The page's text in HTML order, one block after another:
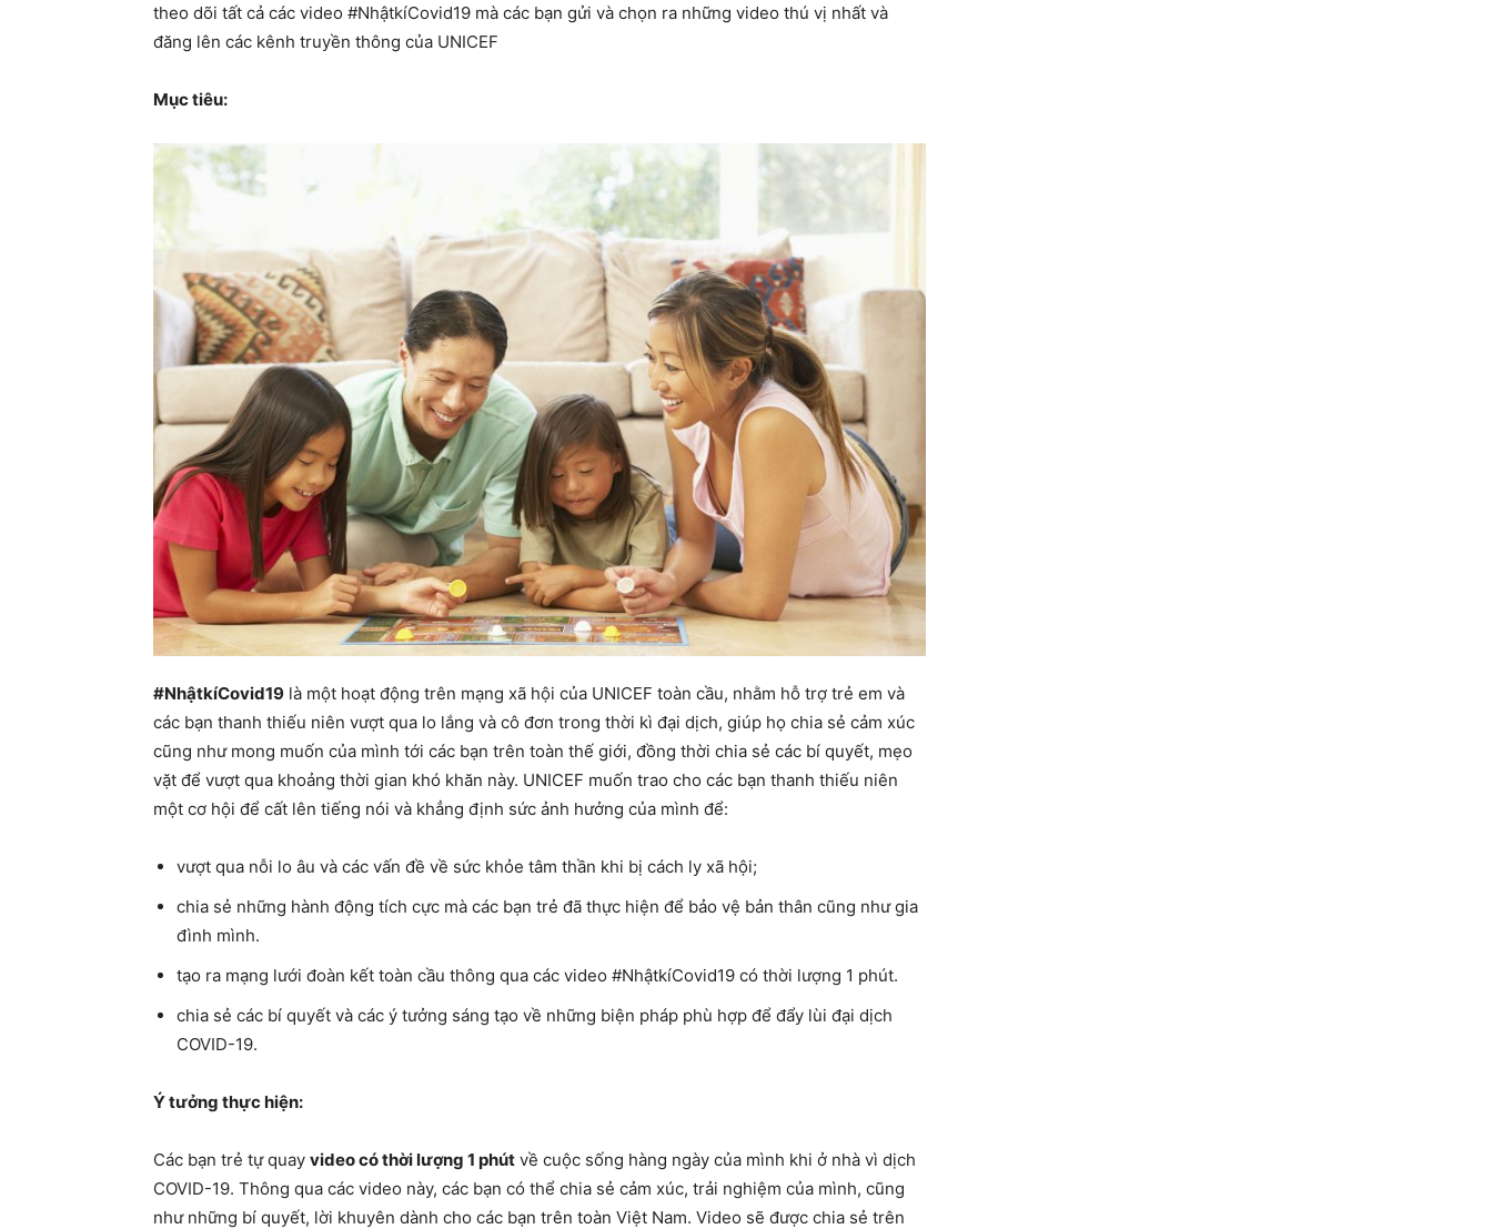
theo dõi tất cả các video #NhậtkíCovid19 mà các bạn gửi và chọn ra những video thú vị nhất và
đăng lên các kênh truyền thông của UNICEF
Mục tiêu:
#NhậtkíCovid19 là một hoạt động trên mạng xã hội của UNICEF toàn cầu, nhằm hỗ trợ trẻ em và
các bạn thanh thiếu niên vượt qua lo lắng và cô đơn trong thời kì đại dịch, giúp họ chia sẻ cảm xúc
cũng như mong muốn của mình tới các bạn trên toàn thế giới, đồng thời chia sẻ các bí quyết, mẹo
vặt để vượt qua khoảng thời gian khó khăn này. UNICEF muốn trao cho các bạn thanh thiếu niên
một cơ hội để cất lên tiếng nói và khẳng định sức ảnh hưởng của mình để:
vượt qua nỗi lo âu và các vấn đề về sức khỏe tâm thần khi bị cách ly xã hội;
chia sẻ những hành động tích cực mà các bạn trẻ đã thực hiện để bảo vệ bản thân cũng như gia
đình mình.
tạo ra mạng lưới đoàn kết toàn cầu thông qua các video #NhậtkíCovid19 có thời lượng 1 phút.
chia sẻ các bí quyết và các ý tưởng sáng tạo về những biện pháp phù hợp để đẩy lùi đại dịch
COVID-19.
Ý tưởng thực hiện:
Các bạn trẻ tự quay video có thời lượng 1 phút về cuộc sống hàng ngày của mình khi ở nhà vì dịch
COVID-19. Thông qua các video này, các bạn có thể chia sẻ cảm xúc, trải nghiệm của mình, cũng
như những bí quyết, lời khuyên dành cho các bạn trên toàn Việt Nam. Video sẽ được chia sẻ trên